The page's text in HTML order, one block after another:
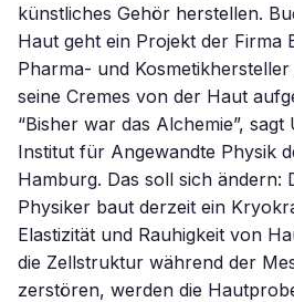
künstliches Gehör herstellen.
Haut geht ein Projekt der Firma
Pharma- und
seine Cremes von der Haut
“Bisher war das Alchemie”,
Institut für Angewandte Physik
Hamburg. Das soll sich ändern:
Physiker baut derzeit ein
Elastizität und Rauhigkeit von
die Zellstruktur während der
zerstören, werden die